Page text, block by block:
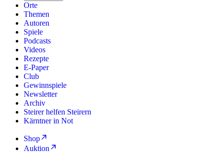
Orte
Themen
Autoren
Spiele
Podcasts
Videos
Rezepte
E-Paper
Club
Gewinnspiele
Newsletter
Archiv
Steirer helfen Steirern
Kärntner in Not
Shop
Auktion